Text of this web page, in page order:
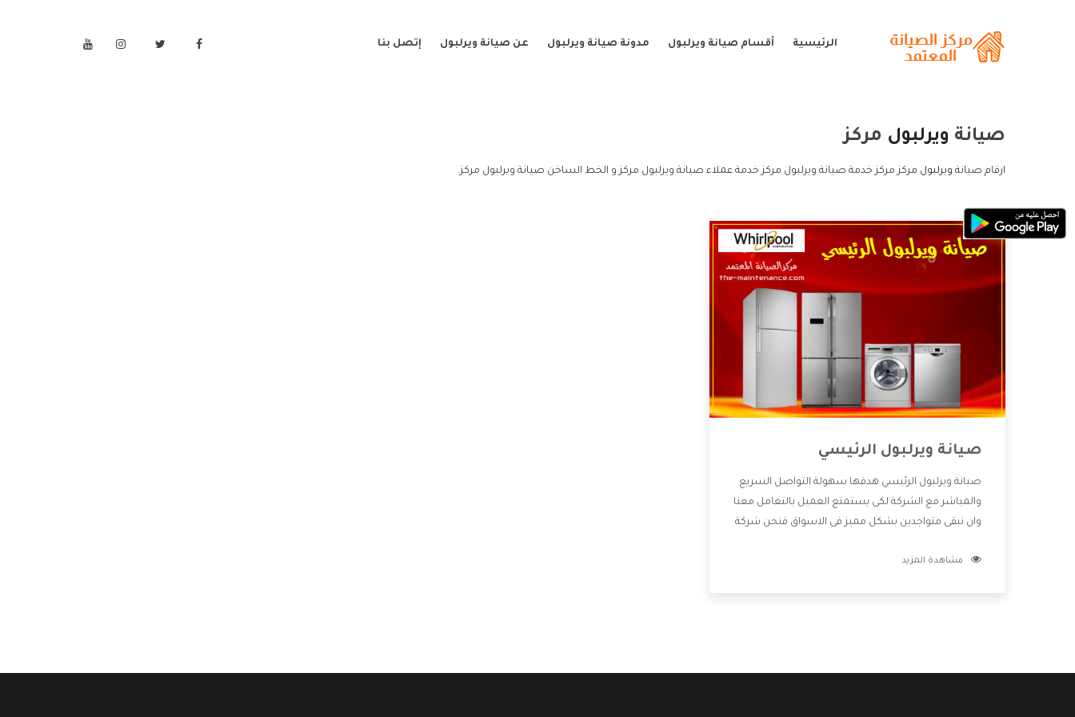
الرئيسية أقسام صيانة ويرلبول مدونة صيانة ويرلبول عن صيانة ويرلبول إتصل بنا
صيانة ويرلبول مركز
ارقام صيانة ويرلبول مركز مركز خدمة صيانة ويرلبول مركز خدمة عملاء صيانة ويرلبول مركز و الخط الساخن صيانة ويرلبول مركز.
صيانة ويرلبول الرئيسي
صيانة ويرلبول الرئيسي هدفها سهولة التواصل السريع
والمباشر مع الشركة لكى يستمتع العميل بالتعامل معنا
وان نبقى متواجدين بشكل مميز فى الاسواق فنحن شركة
بالخدمات التى تنفرد الشركة بها والتى تكون منها خدمة
مشاهدة المزيد